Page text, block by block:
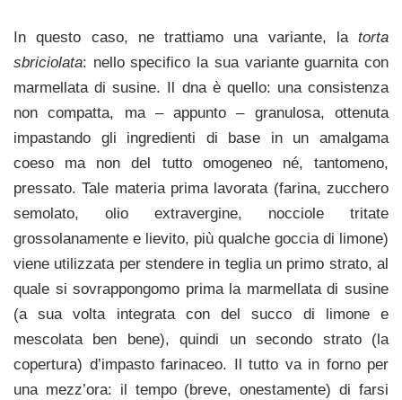
In questo caso, ne trattiamo una variante, la torta
sbriciolata: nello specifico la sua variante guarnita con
marmellata di susine. Il dna è quello: una consistenza
non compatta, ma – appunto – granulosa, ottenuta
impastando gli ingredienti di base in un amalgama
coeso ma non del tutto omogeneo né, tantomeno,
pressato. Tale materia prima lavorata (farina, zucchero
semolato, olio extravergine, nocciole tritate
grossolanamente e lievito, più qualche goccia di limone)
viene utilizzata per stendere in teglia un primo strato, al
quale si sovrappongomo prima la marmellata di susine
(a sua volta integrata con del succo di limone e
mescolata ben bene), quindi un secondo strato (la
copertura) d’impasto farinaceo. Il tutto va in forno per
una mezz’ora: il tempo (breve, onestamente) di farsi